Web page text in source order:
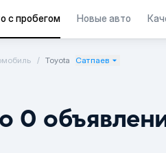
с пробегом Новые авто
Toyota Сатпаев
0